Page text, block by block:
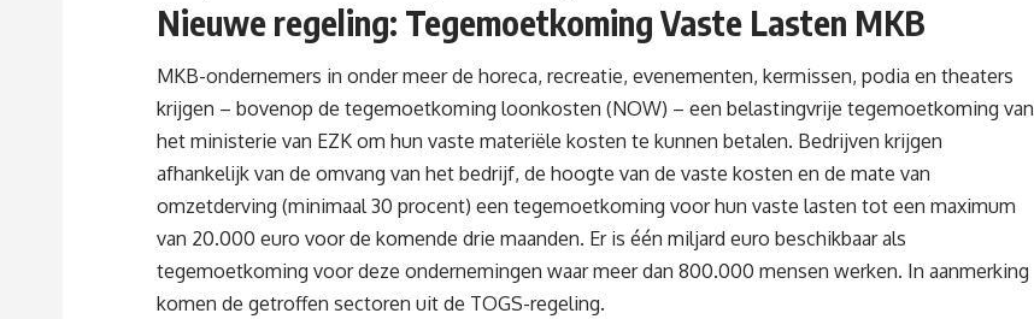
Nieuwe regeling: Tegemoetkoming Vaste Lasten MKB
MKB-ondernemers in onder meer de horeca, recreatie, evenementen, kermissen, podia en theaters
krijgen – bovenop de tegemoetkoming loonkosten (NOW) – een belastingvrije tegemoetkoming van
het ministerie van EZK om hun vaste materiële kosten te kunnen betalen. Bedrijven krijgen
afhankelijk van de omvang van het bedrijf, de hoogte van de vaste kosten en de mate van
omzetderving (minimaal 30 procent) een tegemoetkoming voor hun vaste lasten tot een maximum
van 20.000 euro voor de komende drie maanden. Er is één miljard euro beschikbaar als
tegemoetkoming voor deze ondernemingen waar meer dan 800.000 mensen werken. In aanmerking
komen de getroffen sectoren uit de TOGS-regeling.